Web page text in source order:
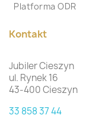
Platforma ODR
Kontakt
Jubiler Cieszyn
ul. Rynek 16
43-400 Cieszyn
33 858 37 44